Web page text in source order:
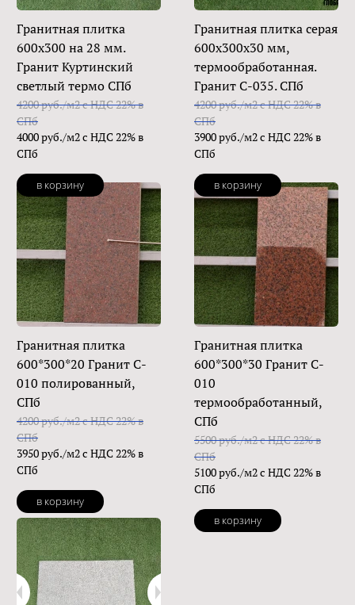
Гранитная плитка
600х300 на 28 мм.
Гранит Куртинский
светлый термо СПб
4200 руб./м2 с НДС 22% в
СПб
4000 руб./м2 с НДС 22% в
СПб
в корзину
Гранитная плитка серая
600x300x30 мм,
термообработанная.
Гранит C-035. СПб
4200 руб./м2 с НДС 22% в
СПб
3900 руб./м2 с НДС 22% в
СПб
в корзину
Гранитная плитка
600*300*20 Гранит C-
010 полированный,
СПб
4200 руб./м2 с НДС 22% в
СПб
3950 руб./м2 с НДС 22% в
СПб
в корзину
Гранитная плитка
600*300*30 Гранит C-
010
термообработанный,
СПб
5500 руб./м2 с НДС 22% в
СПб
5100 руб./м2 с НДС 22% в
СПб
в корзину